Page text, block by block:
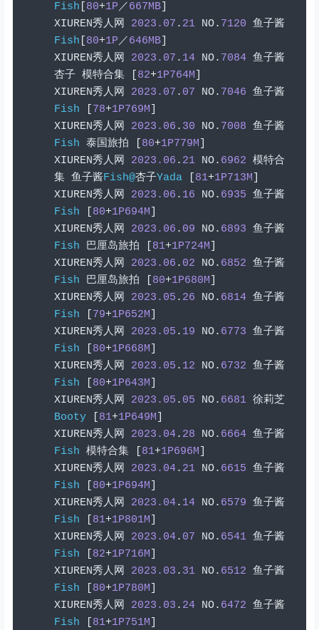
Fish 80+1P／667MB]
XIUREN秀人网 2023.07 . 21 NO. 7120 鱼子酱
Fish
80+1P／646MB]
XIUREN秀人网 2023.07 . 14 NO. 7084 鱼子酱
杏子 模特合集 82+1P764M
XIUREN秀人网 2023.07 . 07 NO. 7046 鱼子酱
Fish
78+1P769M
XIUREN秀人网 2023.06 . 30 NO. 7008 鱼子酱
Fish 泰国旅拍 80+1P779M
XIUREN秀人网 2023.06 . 21 NO. 6962 模特合
集 鱼子酱Fish@杏子Yada 81+1P713M
XIUREN秀人网 2023.06 . 16 NO. 6935 鱼子酱
Fish
80+1P694M
XIUREN秀人网 2023.06 . 09 NO. 6893 鱼子酱
Fish
巴厘岛旅拍 81+1P724M
XIUREN秀人网 2023.06 . 02 NO. 6852 鱼子酱
Fish
巴厘岛旅拍 80+1P680M
XIUREN秀人网 2023.05 . 26 NO. 6814 鱼子酱
Fish
79+1P652M
XIUREN秀人网 2023.05 . 19 NO. 6773 鱼子酱
Fish
80+1P668M
XIUREN秀人网 2023.05 . 12 NO. 6732 鱼子酱
Fish
80+1P643M
XIUREN秀人网 2023.05 . 05 NO. 6681 徐莉芝
Booty
81+1P649M
XIUREN秀人网 2023.04. 28 NO. 6664 鱼子酱
Fish 模特合集 81+1P696M
XIUREN秀人网 2023.04. 21 NO. 6615 鱼子酱
Fish
80+1P694M
XIUREN秀人网 2023.04. 14 NO. 6579 鱼子酱
Fish
81+1P801M
XIUREN秀人网 2023.04. 07 NO. 6541 鱼子酱
Fish
82+1P716M
XIUREN秀人网 2023.03 . 31 NO. 6512 鱼子酱
Fish
80+1P780M
XIUREN秀人网 2023.03 . 24 NO. 6472 鱼子酱
Fish
81+1P751M